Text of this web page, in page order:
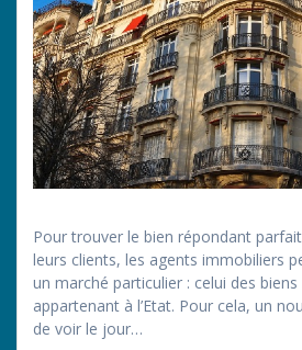
Pour trouver le bien répondant
leurs clients, les agents immobiliers
un marché particulier : celui des
appartenant à l’Etat. Pour cela, un
de voir le jour…